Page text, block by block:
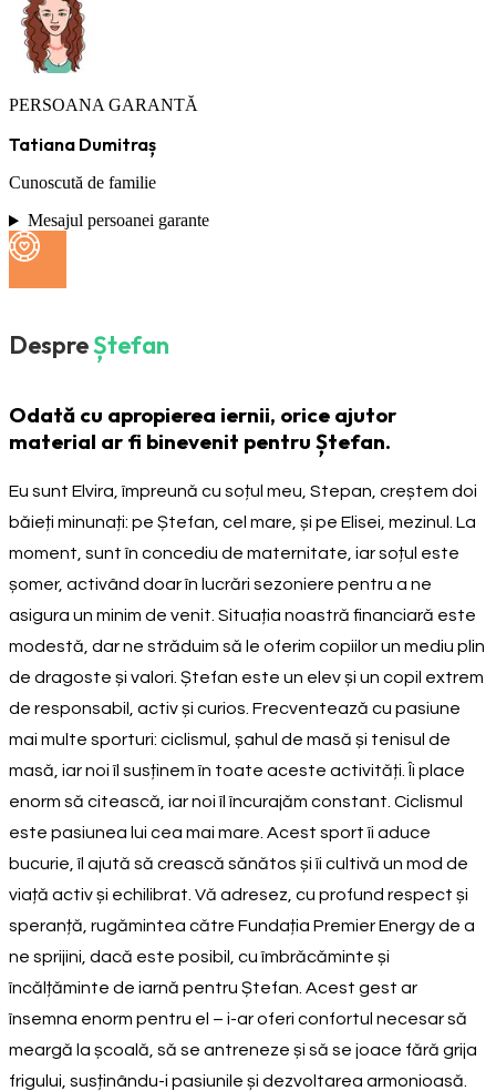
PERSOANA GARANTĂ
Tatiana Dumitraș
Cunoscută de familie
Mesajul persoanei garante
DespreȘtefan
Odată cu apropierea iernii, orice ajutor
material ar fi binevenit pentru Ștefan.
Eu sunt Elvira, împreună cu soțul meu, Stepan, creștem doi
băieți minunați: pe Ștefan, cel mare, și pe Elisei, mezinul. La
moment, sunt în concediu de maternitate, iar soțul este
șomer, activând doar în lucrări sezoniere pentru a ne
asigura un minim de venit. Situația noastră financiară este
modestă, dar ne străduim să le oferim copiilor un mediu plin
de dragoste și valori. Ștefan este un elev și un copil extrem
de responsabil, activ și curios. Frecventează cu pasiune
mai multe sporturi: ciclismul, șahul de masă și tenisul de
masă, iar noi îl susținem în toate aceste activități. Îi place
enorm să citească, iar noi îl încurajăm constant. Ciclismul
este pasiunea lui cea mai mare. Acest sport îi aduce
bucurie, îl ajută să crească sănătos și îi cultivă un mod de
viață activ și echilibrat. Vă adresez, cu profund respect și
speranță, rugămintea către Fundația Premier Energy de a
ne sprijini, dacă este posibil, cu îmbrăcăminte și
încălțăminte de iarnă pentru Ștefan. Acest gest ar
însemna enorm pentru el – i-ar oferi confortul necesar să
meargă la școală, să se antreneze și să se joace fără grija
frigului, susținându-i pasiunile și dezvoltarea armonioasă.